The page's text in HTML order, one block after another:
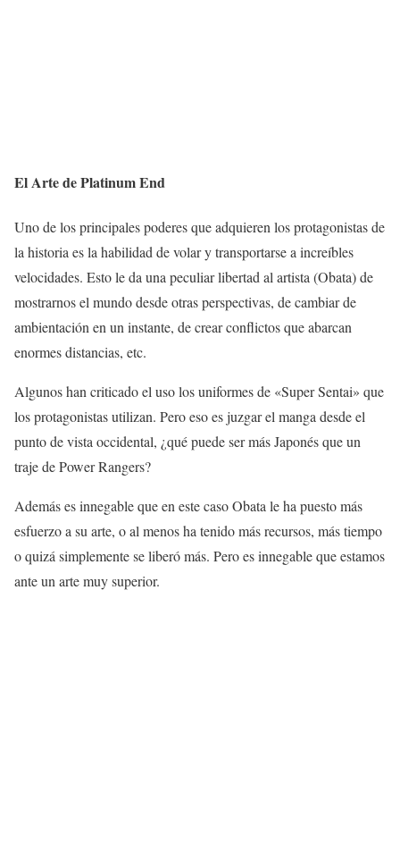
El Arte de Platinum End
Uno de los principales poderes que adquieren los protagonistas de
la historia es la habilidad de volar y transportarse a increíbles
velocidades. Esto le da una peculiar libertad al artista (Obata) de
mostrarnos el mundo desde otras perspectivas, de cambiar de
ambientación en un instante, de crear conflictos que abarcan
enormes distancias, etc.
Algunos han criticado el uso los uniformes de «Super Sentai» que
los protagonistas utilizan. Pero eso es juzgar el manga desde el
punto de vista occidental, ¿qué puede ser más Japonés que un
traje de Power Rangers?
Además es innegable que en este caso Obata le ha puesto más
esfuerzo a su arte, o al menos ha tenido más recursos, más tiempo
o quizá simplemente se liberó más. Pero es innegable que estamos
ante un arte muy superior.